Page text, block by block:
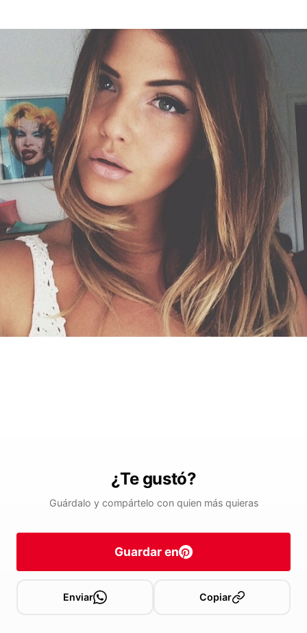
¿Te gustó?
Guárdalo y compártelo con quien más quieras
Guardar en
Enviar Copiar